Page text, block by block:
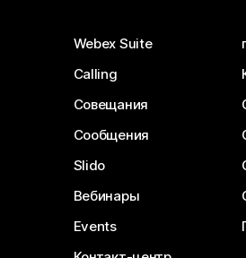
Webex Suite
Calling
Совещания
Сообщения
Slido
Вебинары
Events